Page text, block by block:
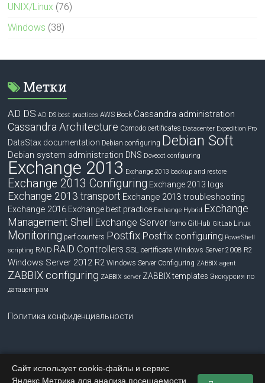
UNIX/Linux (76)
Windows (38)
Метки
AD DS AD DS best practices AWS Book Cassandra administration
Cassandra Architecture Comodo certificates Datacenter Expedition Pro
DataStax documentation Debian configuring Debian Soft
Debian system administration DNS Dovecot configuring
Exchange 2013 Exchange 2013 backup and restore
Exchange 2013 Configuring Exchange 2013 logs
Exchange 2013 transport Exchange 2013 troubleshooting
Exchange 2016 Exchange best practice Exchange Hybrid Exchange
Management Shell
Exchange Server fsmo GitHub GitLab Linux
Monitoring perf counters Postfix Postfix configuring PowerShell
scripting RAID RAID Controllers SSL certificate Windows Server 2008 R2
Windows Server 2012 R2 Windows Server Configuring ZABBIX agent
ZABBIX configuring ZABBIX server ZABBIX templates Экскурсия по
датацентрам
Политика конфиденциальности
Copyright © 2026blog.bissquit.com. Все права защищены.
Сайт использует cookie-файлы и сервис
Яндекс.Метрика для анализа посещаемости.